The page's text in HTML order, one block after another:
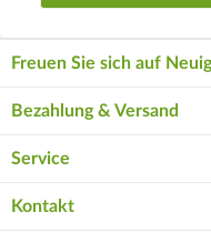
Freuen Sie sich auf
Bezahlung & Versand
Service
Kontakt